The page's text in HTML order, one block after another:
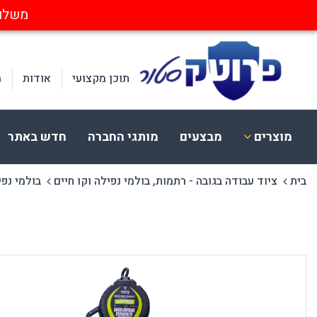
משלוחים
תוכן מקצועי אודות
מוצרים
ציוד בטיחות הלבשה
CERVA
מבצעים מותגי החברה חדש באתר
בית ציוד עבודה בגובה - רתמות, בולמי נפילה וקו חיים בולמי